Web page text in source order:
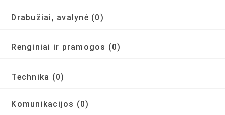
Drabužiai, avalynė (0)
Renginiai ir pramogos (0)
Technika (0)
Komunikacijos (0)